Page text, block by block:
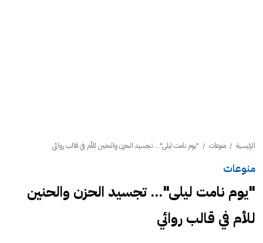
الرئيسية / منوعات / "يوم نامت ليلى"... تجسيد الحزن والحنين للأم في قالب روائي
منوعات
"يوم نامت ليلى"... تجسيد الحزن والحنين
للأم في قالب روائي